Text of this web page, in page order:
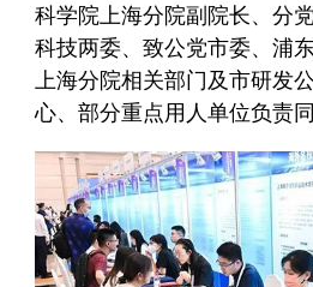
科学院上海分院副院长、分
科技两委、致公党市委、浦
上海分院相关部门及市研发
心、部分重点用人单位负责